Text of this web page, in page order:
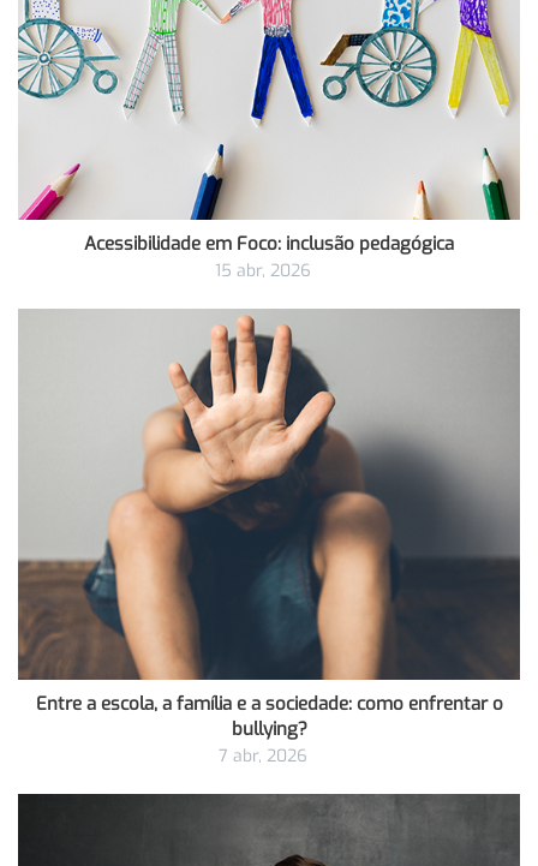
Acessibilidade em Foco: inclusão pedagógica
15 abr, 2026
Entre a escola, a família e a sociedade: como enfrentar o
bullying?
7 abr, 2026